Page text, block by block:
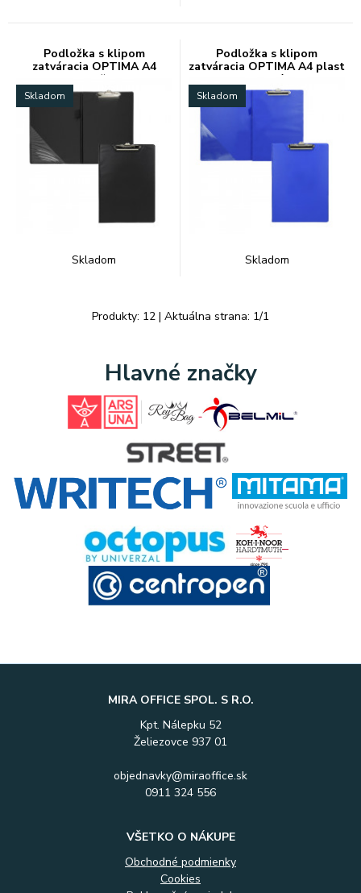
Podložka s klipom
zatváracia OPTIMA A4
plast čier
Skladom
Skladom
Podložka s klipom
zatváracia OPTIMA A4 plast
modrá
Skladom
Skladom
Produkty: 12 | Aktuálna strana: 1/1
Hlavné značky
MIRA OFFICE SPOL. S R.O.
Kpt. Nálepku 52
Želiezovce 937 01
objednavky@miraoffice.sk
0911 324 556
VŠETKO O NÁKUPE
Obchodné podmienky
Cookies